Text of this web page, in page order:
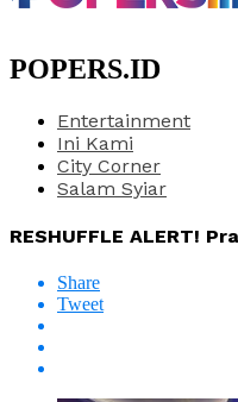
POPERS.ID
Entertainment
Ini Kami
City Corner
Salam Syiar
RESHUFFLE ALERT!
Share
Tweet